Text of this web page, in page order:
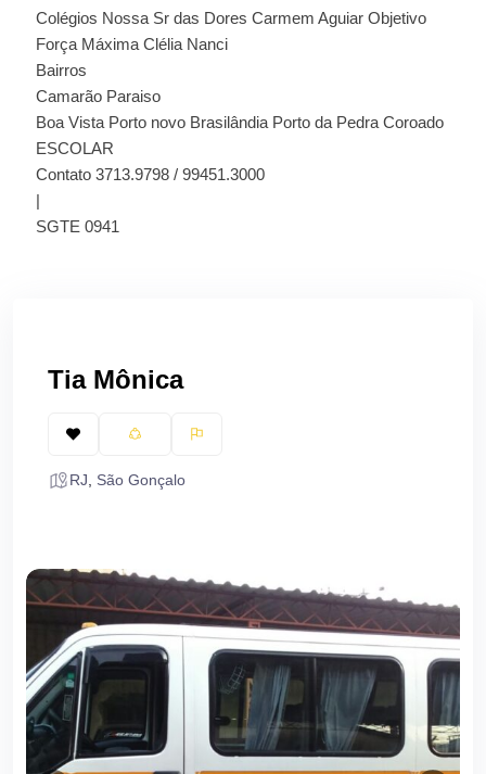
Tia Mônica
RJ São Gonçalo
Colégios Nossa Sr das Dores Carmem Aguiar Objetivo
Força Máxima Clélia Nanci
Bairros
Camarão Paraiso
Boa Vista Porto novo Brasilândia Porto da Pedra Coroado
ESCOLAR
Contato 3713.9798 / 99451.3000
|
SGTE 0941